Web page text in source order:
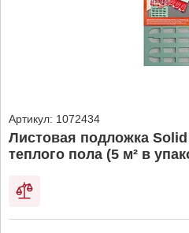
Артикул: 1072434
Листовая подложка
теплого пола (5 м² в